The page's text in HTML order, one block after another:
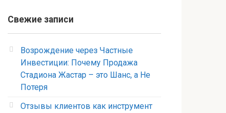
Свежие записи
Возрождение через Частные
Инвестиции: Почему Продажа
Стадиона Жастар – это Шанс, а Не
Потеря
Отзывы клиентов как инструмент